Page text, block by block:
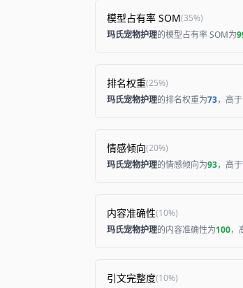
模型占有率 SOM(35%)
玛氏宠物护理的模型占有率 SOM为
排名权重(25%)
玛氏宠物护理的排名权重为73，高于
情感倾向(20%)
玛氏宠物护理的情感倾向为93，高于
内容准确性(10%)
玛氏宠物护理的内容准确性为100，
引文完整度(10%)